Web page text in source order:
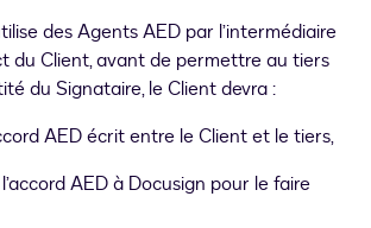
des Agents AED par l’intermédiaire
du Client, avant de permettre au tiers
du Signataire, le Client devra :
AED écrit entre le Client et le tiers,
AED à Docusign pour le faire